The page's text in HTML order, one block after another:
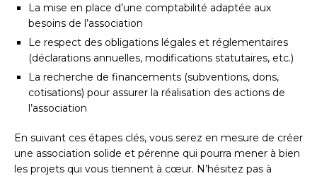
La mise en place d’une comptabilité adaptée aux
besoins de l’association
Le respect des obligations légales et réglementaires
(déclarations annuelles, modifications statutaires, etc.)
La recherche de financements (subventions, dons,
cotisations) pour assurer la réalisation des actions de
l’association
En suivant ces étapes clés, vous serez en mesure de créer
une association solide et pérenne qui pourra mener à bien
les projets qui vous tiennent à cœur. N’hésitez pas à